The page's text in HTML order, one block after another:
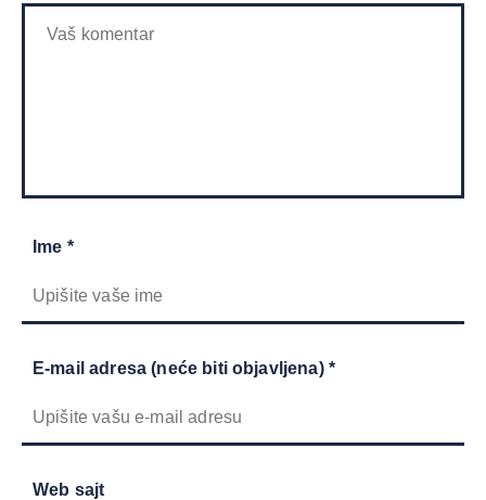
Ime *
E-mail adresa (neće biti objavljena) *
Web sajt